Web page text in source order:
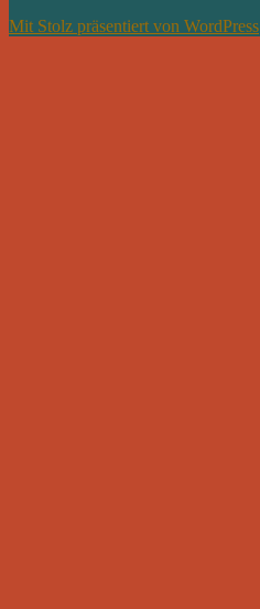
Mit Stolz präsentiert von WordPress